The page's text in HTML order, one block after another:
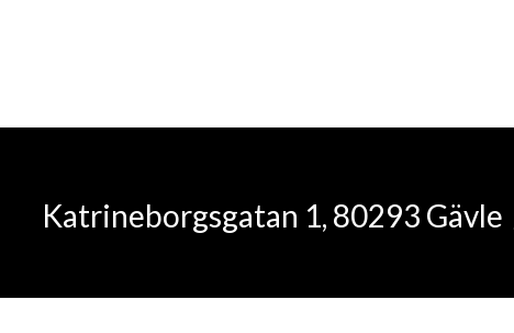
Katrineborgsgatan 1, 80293 Gävle